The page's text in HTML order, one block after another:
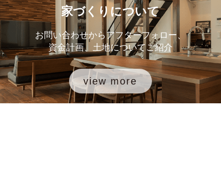
家づくりについて
お問い合わせからアフターフォロー、
資金計画、土地についてご紹介
view more